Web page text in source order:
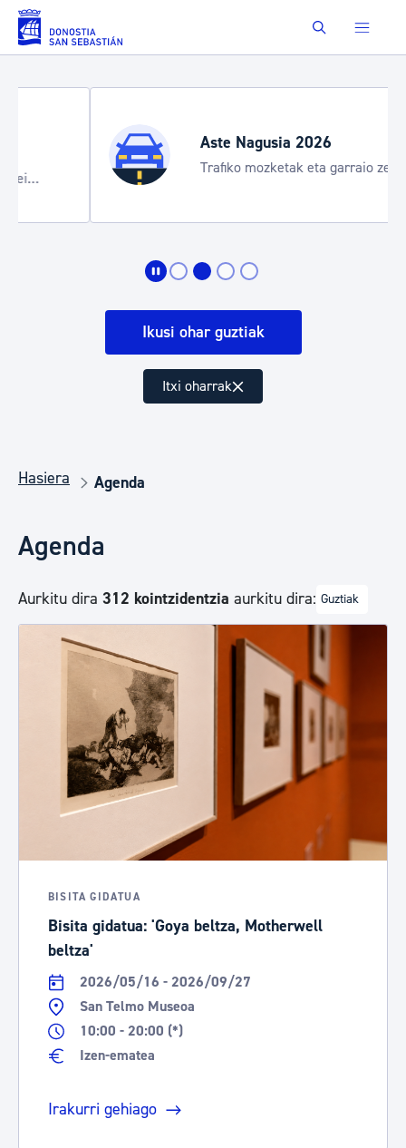
Eduki nagusira joan Buscar
Aste Nagusia 2026
Trafiko mozketak eta garraio zerbitzu
bereziak
Ikusi ohar guztiak
Itxi oharrak
Hasiera Agenda
Agenda
Aurkitu dira 312 kointzidentzia aurkitu dira: Guztiak
BISITA GIDATUA
Bisita gidatua: 'Goya beltza, Motherwell
beltza'
2026/05/16 - 2026/09/27
San Telmo Museoa
10:00 - 20:00 (*)
Izen-ematea
Irakurri gehiago